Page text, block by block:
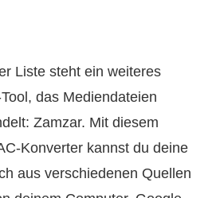
Liste steht ein weiteres
das Mediendateien
Zamzar. Mit diesem
Konverter kannst du deine
aus verschiedenen Quellen